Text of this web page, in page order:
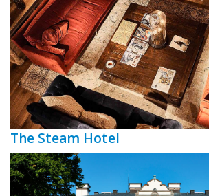
The Steam Hotel